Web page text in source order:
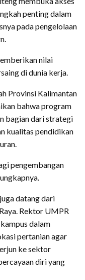
penting dalam
pada pengelolaan
nilai
di dunia kerja.
Provinsi Kalimantan
bahwa program
bagian dari strategi
kualitas pendidikan
pengembangan
datang dari
Rektor UMPR
dalam
pertanian agar
ke sektor
diri yang